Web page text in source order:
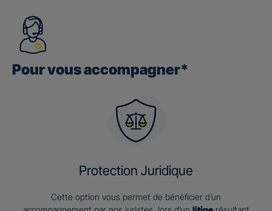
Pour vous accompagner*
Protection Juridique
Cette option vous permet de bénéficier d’un